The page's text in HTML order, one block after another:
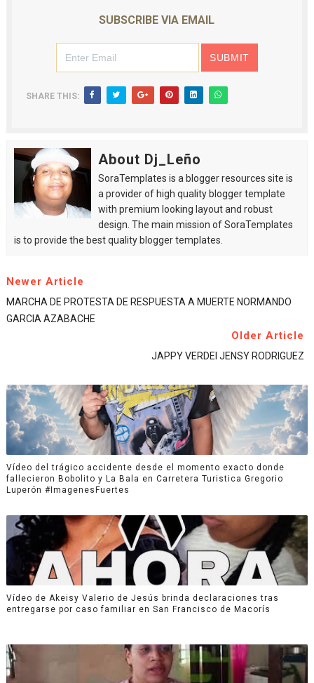
SUBSCRIBE VIA EMAIL
SHARE THIS:
About Dj_Leño
SoraTemplates is a blogger resources site is
a provider of high quality blogger template
with premium looking layout and robust
design. The main mission of SoraTemplates
is to provide the best quality blogger templates.
Newer Article
MARCHA DE PROTESTA DE RESPUESTA A MUERTE NORMANDO
GARCIA AZABACHE
Older Article
JAPPY VERDEI JENSY RODRIGUEZ
Vídeo del trágico accidente desde el momento exacto donde
fallecieron Bobolito y La Bala en Carretera Turistica Gregorio
Luperón #ImagenesFuertes
Vídeo de Akeisy Valerio de Jesús brinda declaraciones tras
entregarse por caso familiar en San Francisco de Macorís